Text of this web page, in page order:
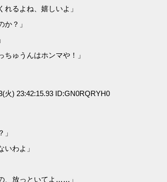
るよね、嬉しいよ」
？」
ゅうんはホンマや！」
火) 23:42:15.93 ID:GN0RQRYH0
わよ」
、放っといてよ……」